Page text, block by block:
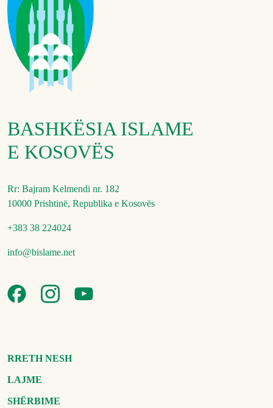
BASHKËSIA ISLAME
E KOSOVËS
Rr: Bajram Kelmendi nr. 182
10000 Prishtinë, Republika e Kosovës
+383 38 224024
info@bislame.net
RRETH NESH
LAJME
SHËRBIME